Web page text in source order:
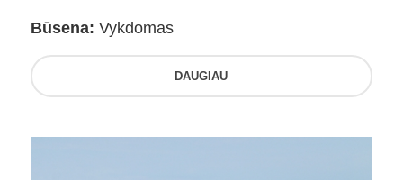
Būsena: Vykdomas
DAUGIAU